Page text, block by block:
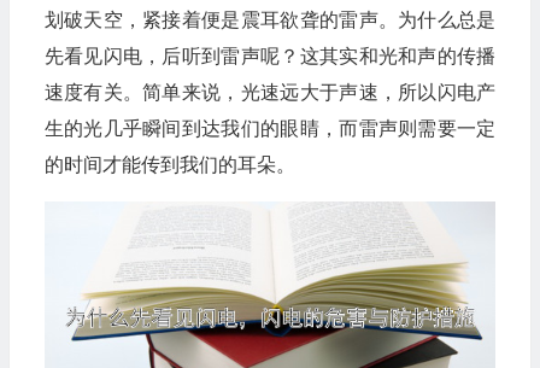
划破天空，紧接着便是震耳欲聋的雷声。为什么总是
先看见闪电，后听到雷声呢？这其实和光和声的传播
速度有关。简单来说，光速远大于声速，所以闪电产
生的光几乎瞬间到达我们的眼睛，而雷声则需要一定
的时间才能传到我们的耳朵。